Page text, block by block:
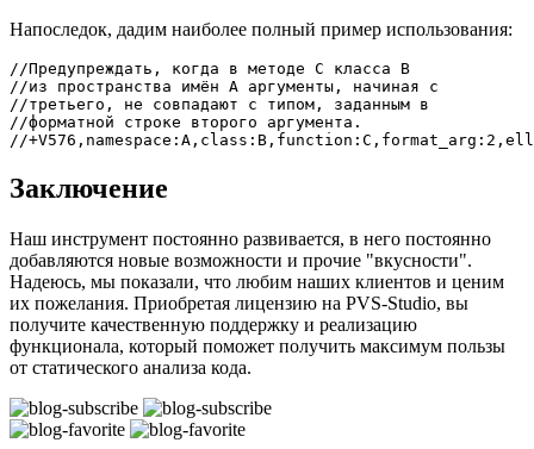
Напоследок, дадим наиболее полный пример использования:
//Предупреждать, когда в методе C класса B
//из пространства имён A аргументы, начиная с
//третьего, не совпадают с типом, заданным в
//форматной строке второго аргумента.
//
Заключение
Наш инструмент постоянно развивается, в него постоянно
добавляются новые возможности и прочие "вкусности".
Надеюсь, мы показали, что любим наших клиентов и ценим
их пожелания. Приобретая лицензию на PVS-Studio, вы
получите качественную поддержку и реализацию
функционала, который поможет получить максимум пользы
от статического анализа кода.